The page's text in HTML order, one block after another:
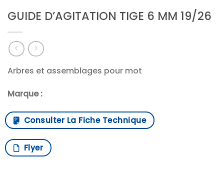
GUIDE D’AGITATION TIGE 6 MM 19/26
Arbres et assemblages pour mot
Marque :
Consulter La Fiche Technique
Flyer